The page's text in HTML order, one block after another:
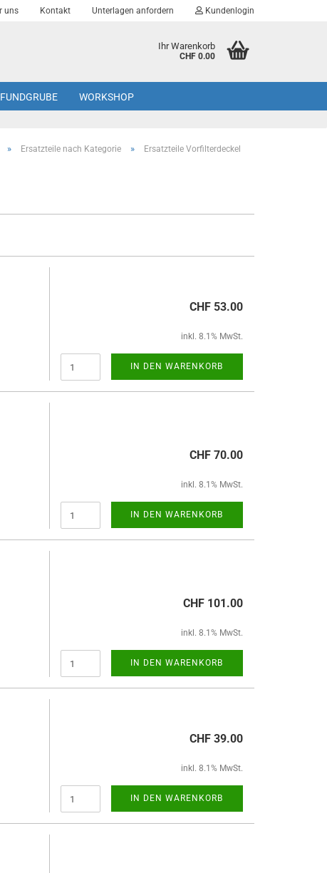
uns Kontakt Unterlagen anfordern Kundenlogin
Ihr Warenkorb
CHF 0.00
FUNDGRUBE WORKSHOP
» Ersatzteile nach Kategorie » Ersatzteile Vorfilterdeckel
CHF 53.00
inkl. 8.1% MwSt.
IN DEN WARENKORB
CHF 70.00
inkl. 8.1% MwSt.
IN DEN WARENKORB
CHF 101.00
inkl. 8.1% MwSt.
IN DEN WARENKORB
CHF 39.00
inkl. 8.1% MwSt.
IN DEN WARENKORB